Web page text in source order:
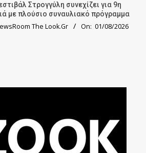
Στρογγύλη συνεχίζει για 9η
με πλούσιο συναυλιακό πρόγραμμα
The Look.Gr On: 01/08/2026